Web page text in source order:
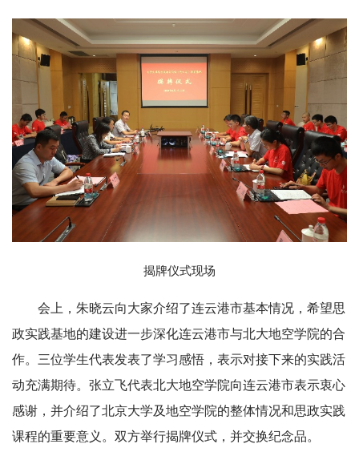
揭牌仪式现场
会上，朱晓云向大家介绍了连云港市基本情况，希望思
政实践基地的建设进一步深化连云港市与北大地空学院的合
作。三位学生代表发表了学习感悟，表示对接下来的实践活
动充满期待。张立飞代表北大地空学院向连云港市表示衷心
感谢，并介绍了北京大学及地空学院的整体情况和思政实践
课程的重要意义。双方举行揭牌仪式，并交换纪念品。